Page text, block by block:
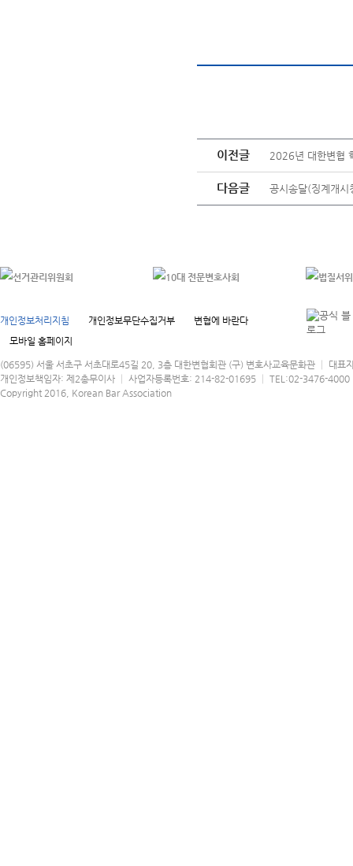
이전글 2026년 대한변협
다음글 공시송달(징계개시
개인정보처리지침 개인정보무단수집거부
변협에 바란다
모바일 홈페이지
(06595) 서울 서초구 서초대로45길 20, 3층 대한변협회관 (구) 변호사교육문화관 │ 대표
개인정보책임자: 제2총무이사 │ 사업자등록번호: 214-82-01695 │ TEL:02-3476-
Copyright 2016, Korean Bar Association